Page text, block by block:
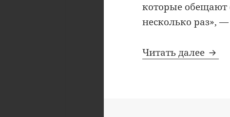
которые обещают
несколько раз»,
Читать далее